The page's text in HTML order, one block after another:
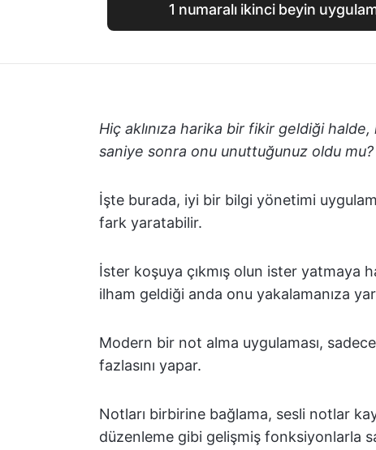
1 numaralı ikinci beyin
Hiç aklınıza harika bir fikir geldiği
saniye sonra onu unuttuğunuz oldu mu?
İşte burada, iyi bir bilgi yönetimi
fark yaratabilir.
İster koşuya çıkmış olun ister yatmaya
ilham geldiği anda onu yakalamanıza
Modern bir not alma uygulaması,
fazlasını yapar.
Notları birbirine bağlama, sesli notlar
düzenleme gibi gelişmiş fonksiyonlarla